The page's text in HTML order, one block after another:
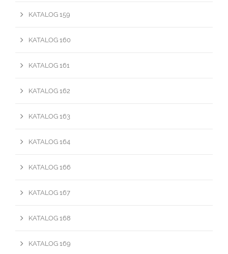
KATALOG 159
KATALOG 160
KATALOG 161
KATALOG 162
KATALOG 163
KATALOG 164
KATALOG 166
KATALOG 167
KATALOG 168
KATALOG 169